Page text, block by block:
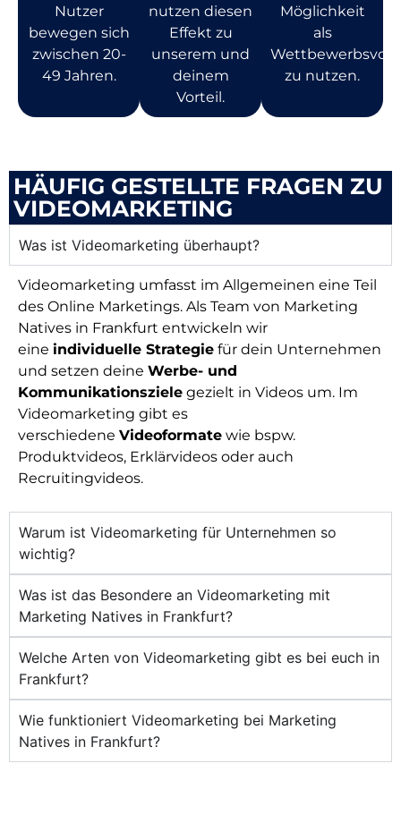
Nutzer
bewegen sich
zwischen 20-
49 Jahren.
nutzen diesen
Effekt zu
unserem und
deinem
Vorteil.
Möglichkeit
als
zu nutzen.
HÄUFIG GESTELLTE FRAGEN ZU
VIDEOMARKETING
Was ist Videomarketing überhaupt?
Videomarketing umfasst im Allgemeinen eine Teil
des Online Marketings. Als Team von Marketing
Natives in Frankfurt entwickeln wir
eine individuelle Strategie für dein Unternehmen
und setzen deine Werbe- und
Kommunikationsziele gezielt in Videos um. Im
Videomarketing gibt es
verschiedene Videoformate wie bspw.
Produktvideos, Erklärvideos oder auch
Recruitingvideos.
Warum ist Videomarketing für Unternehmen so
wichtig?
Was ist das Besondere an Videomarketing mit
Marketing Natives in Frankfurt?
Welche Arten von Videomarketing gibt es bei euch in
Frankfurt?
Wie funktioniert Videomarketing bei Marketing
Natives in Frankfurt?